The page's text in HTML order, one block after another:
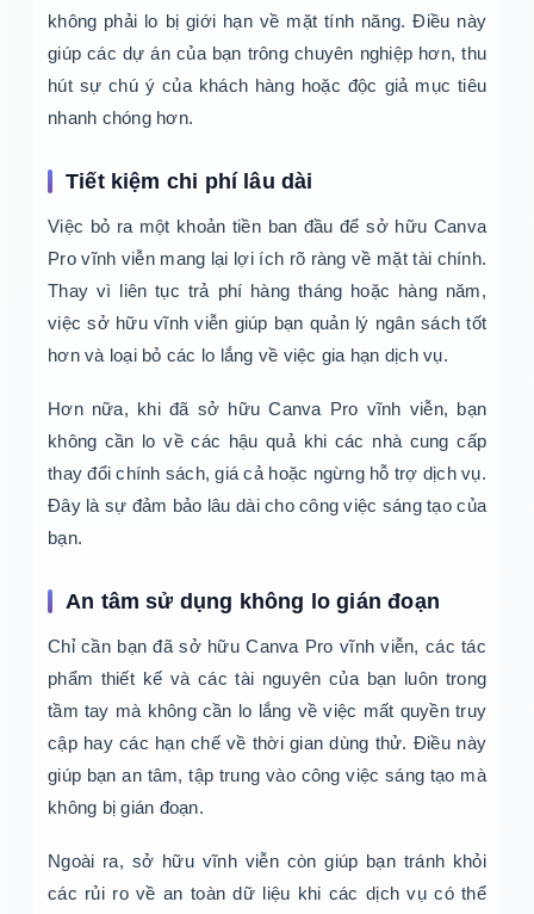
không phải lo bị giới hạn về mặt tính năng. Điều này
giúp các dự án của bạn trông chuyên nghiệp hơn, thu
hút sự chú ý của khách hàng hoặc độc giả mục tiêu
nhanh chóng hơn.
Tiết kiệm chi phí lâu dài
Việc bỏ ra một khoản tiền ban đầu để sở hữu Canva
Pro vĩnh viễn mang lại lợi ích rõ ràng về mặt tài chính.
Thay vì liên tục trả phí hàng tháng hoặc hàng năm,
việc sở hữu vĩnh viễn giúp bạn quản lý ngân sách tốt
hơn và loại bỏ các lo lắng về việc gia hạn dịch vụ.
Hơn nữa, khi đã sở hữu Canva Pro vĩnh viễn, bạn
không cần lo về các hậu quả khi các nhà cung cấp
thay đổi chính sách, giá cả hoặc ngừng hỗ trợ dịch vụ.
Đây là sự đảm bảo lâu dài cho công việc sáng tạo của
bạn.
An tâm sử dụng không lo gián đoạn
Chỉ cần bạn đã sở hữu Canva Pro vĩnh viễn, các tác
phẩm thiết kế và các tài nguyên của bạn luôn trong
tầm tay mà không cần lo lắng về việc mất quyền truy
cập hay các hạn chế về thời gian dùng thử. Điều này
giúp bạn an tâm, tập trung vào công việc sáng tạo mà
không bị gián đoạn.
Ngoài ra, sở hữu vĩnh viễn còn giúp bạn tránh khỏi
các rủi ro về an toàn dữ liệu khi các dịch vụ có thể